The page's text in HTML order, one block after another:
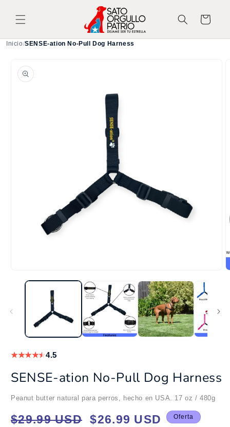
al contenido
Carrito
Inicio/SENSE-ation No-Pull Dog Harness
a la
información
elemento
una
★★★★★4.5
SENSE-ation No-Pull Dog Harness
Peanut butter natural para perros, hecho en USA. 17 oz / 480g
Precio
$29.99 USD
Precio
$26.99 USD Oferta